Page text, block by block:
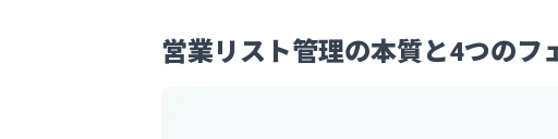
営業リスト管理の本質と4つのフ